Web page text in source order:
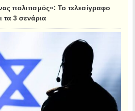
πολιτισμός»: Το τελεσίγραφο
τα 3 σενάρια